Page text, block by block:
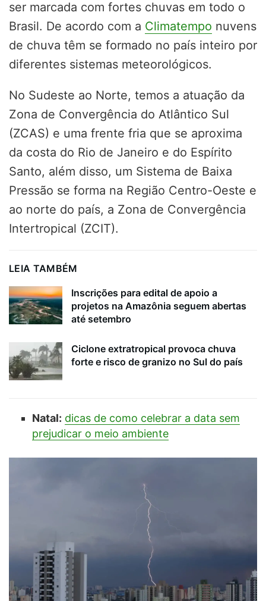
ser marcada com fortes chuvas em todo o
Brasil. De acordo com a Climatempo nuvens
de chuva têm se formado no país inteiro por
diferentes sistemas meteorológicos.
No Sudeste ao Norte, temos a atuação da
Zona de Convergência do Atlântico Sul
(ZCAS) e uma frente fria que se aproxima
da costa do Rio de Janeiro e do Espírito
Santo, além disso, um Sistema de Baixa
Pressão se forma na Região Centro-Oeste e
ao norte do país, a Zona de Convergência
Intertropical (ZCIT).
LEIA TAMBÉM
Inscrições para edital de apoio a
projetos na Amazônia seguem abertas
até setembro
Ciclone extratropical provoca chuva
forte e risco de granizo no Sul do país
Natal: dicas de como celebrar a data sem
prejudicar o meio ambiente